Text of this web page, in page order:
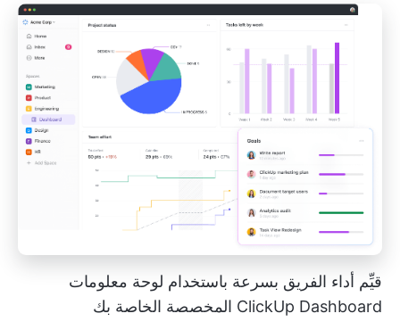
قيِّم أداء الفريق بسرعة باستخدام لوحة معلومات
ClickUp Dashboard المخصصة الخاصة بك